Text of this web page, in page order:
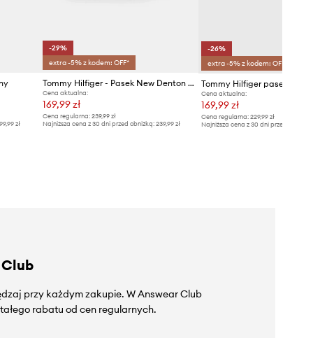
zł
-29%
extra -5% z kodem: OFF*
Tommy Hilfiger - Pasek New Denton E367863162
Cena aktualna:
169,99 zł
Cena regularna:239,99 zł
Najniższa cena z 30 dni przed obniżką:239,99 zł
-26%
extra -5% z kodem: OFF*
Tommy Hilfiger pasek
Cena aktualna:
169,99 zł
Cena regularna: 229,99 zł
Najniższa cena z 30 dni przed obniżką:
przy każdym zakupie. W Answear Club
rabatu od cen regularnych.